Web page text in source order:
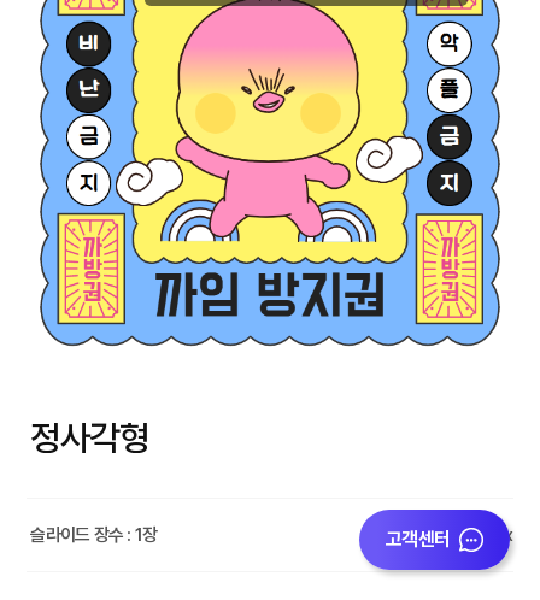
고객센터
정사각형
슬라이드 장수 : 1장 1080x1080px